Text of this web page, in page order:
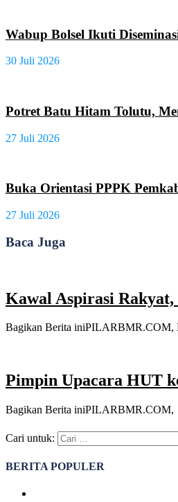
Wabup Bolsel Ikuti
30 Juli 2026
Potret Batu Hitam Tolutu,
27 Juli 2026
Buka Orientasi PPPK
27 Juli 2026
Baca Juga
Kawal Aspirasi
Bagikan Berita iniPILARBMR.COM,
Pimpin Upacara HUT
Bagikan Berita iniPILARBMR.COM,
Cari untuk:
BERITA POPULER